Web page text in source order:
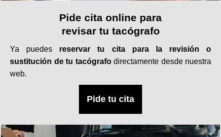
Pide cita online para
revisar tu tacógrafo
Ya puedes reservar tu cita para la revisión o
sustitución de tu tacógrafodirectamente desde nuestra
web.
Pide tu cita